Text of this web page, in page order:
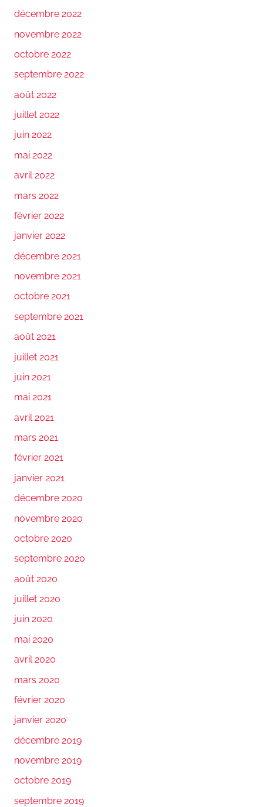
décembre 2022
novembre 2022
octobre 2022
septembre 2022
août 2022
juillet 2022
juin 2022
mai 2022
avril 2022
mars 2022
février 2022
janvier 2022
décembre 2021
novembre 2021
octobre 2021
septembre 2021
août 2021
juillet 2021
juin 2021
mai 2021
avril 2021
mars 2021
février 2021
janvier 2021
décembre 2020
novembre 2020
octobre 2020
septembre 2020
août 2020
juillet 2020
juin 2020
mai 2020
avril 2020
mars 2020
février 2020
janvier 2020
décembre 2019
novembre 2019
octobre 2019
septembre 2019